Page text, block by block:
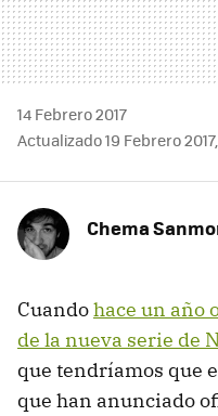
14 Febrero 2017
Actualizado 19 Febrero
Chema
Cuandohace un año
de la nueva serie de
que tendríamos que
que han anunciado